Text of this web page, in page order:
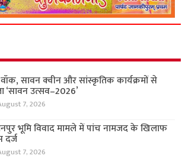
सावन क्वीन और सांस्कृतिक कार्यक्रमों से
‘सावन उत्सव–2026’
7, 2026
भूमि विवाद मामले में पांच नामजद के खिलाफ
7, 2026